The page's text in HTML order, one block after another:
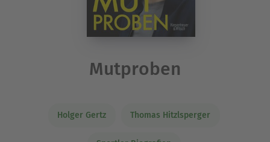
Mutproben
Holger Gertz Thomas Hitzlsperger